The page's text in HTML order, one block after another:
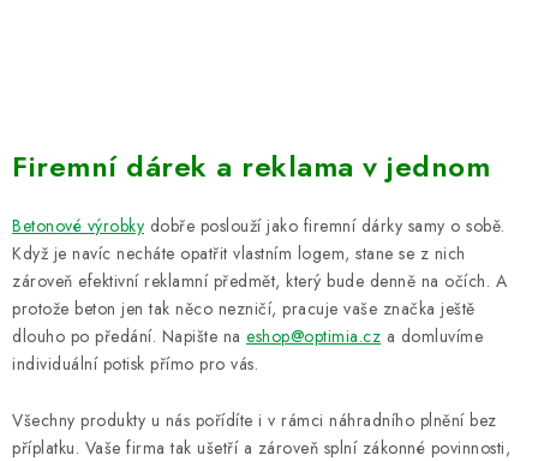
Firemní dárek a reklama v jednom
Betonové výrobky dobře poslouží jako firemní dárky samy o sobě.
Když je navíc necháte opatřit vlastním logem, stane se z nich
zároveň efektivní reklamní předmět, který bude denně na očích. A
protože beton jen tak něco nezničí, pracuje vaše značka ještě
dlouho po předání. Napište na eshop@optimia.cz a domluvíme
individuální potisk přímo pro vás.
Všechny produkty u nás pořídíte i v rámci náhradního plnění bez
příplatku. Vaše firma tak ušetří a zároveň splní zákonné povinnosti,